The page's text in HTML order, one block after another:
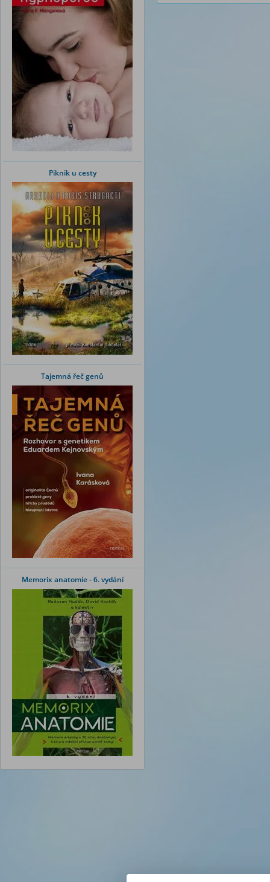
Piknik u cesty
Tajemná řeč genů
Memorix anatomie - 6. vydání